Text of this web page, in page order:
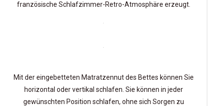
französische Schlafzimmer-Retro-Atmosphäre erzeugt.
Mit der eingebetteten Matratzennut des Bettes können Sie
horizontal oder vertikal schlafen. Sie können in jeder
gewünschten Position schlafen, ohne sich Sorgen zu